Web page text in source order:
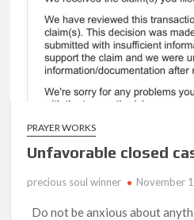
Nakita Ko Ang Mga
Hinanap Ko Si Hesus Sa Langit At
PRAYER WORKS
Unfavorable closed
precious soul winner November
Do not be anxious about